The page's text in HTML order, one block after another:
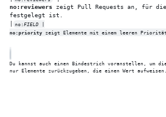
no:reviewers zeigt Pull Requests an, für die
festgelegt ist.
no:FIELD
no:priority zeigt Elemente mit einem leeren
Du kannst auch einen Bindestrich voranstellen, um
nur Elemente zurückzugeben, die einen Wert aufweisen.